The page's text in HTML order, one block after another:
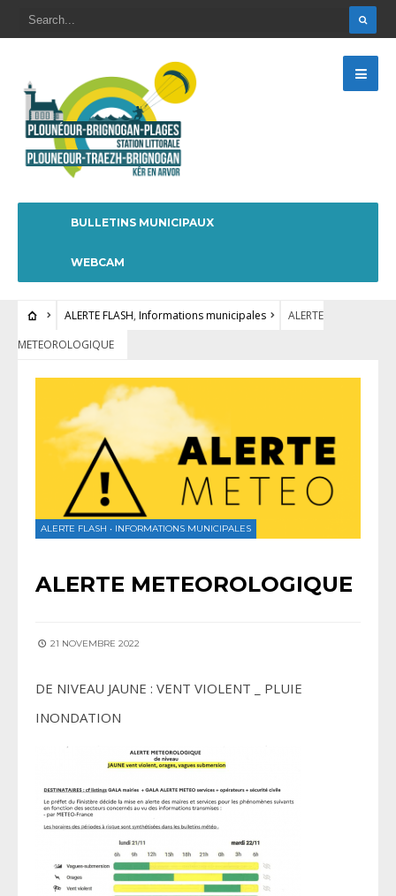
BULLETINS MUNICIPAUX
WEBCAM
ALERTE FLASH, Informations municipales
ALERTE
METEOROLOGIQUE
ALERTE FLASH • INFORMATIONS MUNICIPALES
ALERTE METEOROLOGIQUE
21 NOVEMBRE 2022
DE NIVEAU JAUNE : VENT VIOLENT _ PLUIE
INONDATION